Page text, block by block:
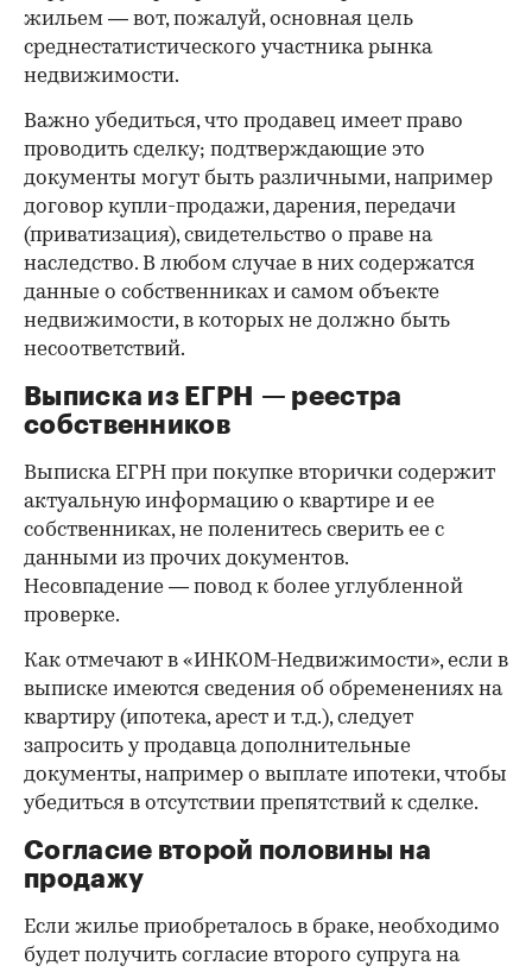
жильем — вот, пожалуй, основная цель
среднестатистического участника рынка
недвижимости.
Важно убедиться, что продавец имеет право
проводить сделку; подтверждающие это
документы могут быть различными, например
договор купли-продажи, дарения, передачи
(приватизация), свидетельство о праве на
наследство. В любом случае в них содержатся
данные о собственниках и самом объекте
недвижимости, в которых не должно быть
несоответствий.
Выписка из ЕГРН — реестра
собственников
Выписка ЕГРН при покупке вторички содержит
актуальную информацию о квартире и ее
собственниках, не поленитесь сверить ее с
данными из прочих документов.
Несовпадение — повод к более углубленной
проверке.
Как отмечают в «ИНКОМ-Недвижимости», если в
выписке имеются сведения об обременениях на
квартиру (ипотека, арест и т.д.), следует
запросить у продавца дополнительные
документы, например о выплате ипотеки, чтобы
убедиться в отсутствии препятствий к сделке.
Согласие второй половины на
продажу
Если жилье приобреталось в браке, необходимо
будет получить согласие второго супруга на